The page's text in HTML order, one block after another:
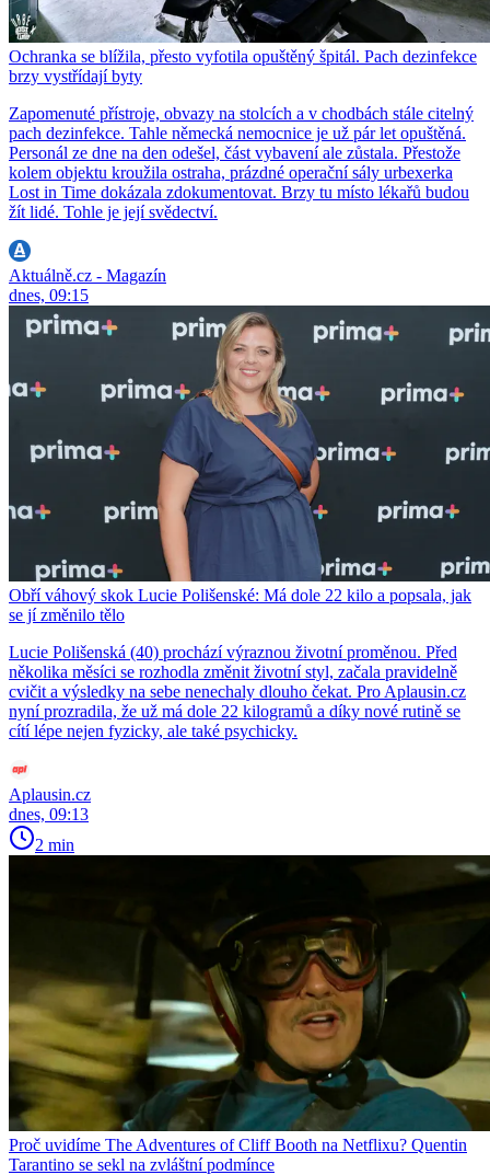
Ochranka se blížila, přesto vyfotila opuštěný špitál. Pach dezinfekce
brzy vystřídají byty
Zapomenuté přístroje, obvazy na stolcích a v chodbách stále citelný
pach dezinfekce. Tahle německá nemocnice je už pár let opuštěná.
Personál ze dne na den odešel, část vybavení ale zůstala. Přestože
kolem objektu kroužila ostraha, prázdné operační sály urbexerka
Lost in Time dokázala zdokumentovat. Brzy tu místo lékařů budou
žít lidé. Tohle je její svědectví.
Aktuálně.cz - Magazín
dnes, 09:15
Obří váhový skok Lucie Polišenské: Má dole 22 kilo a popsala, jak
se jí změnilo tělo
Lucie Polišenská (40) prochází výraznou životní proměnou. Před
několika měsíci se rozhodla změnit životní styl, začala pravidelně
cvičit a výsledky na sebe nenechaly dlouho čekat. Pro Aplausin.cz
nyní prozradila, že už má dole 22 kilogramů a díky nové rutině se
cítí lépe nejen fyzicky, ale také psychicky.
Aplausin.cz
dnes, 09:13
2 min
Proč uvidíme The Adventures of Cliff Booth na Netflixu? Quentin
Tarantino se sekl na zvláštní podmínce